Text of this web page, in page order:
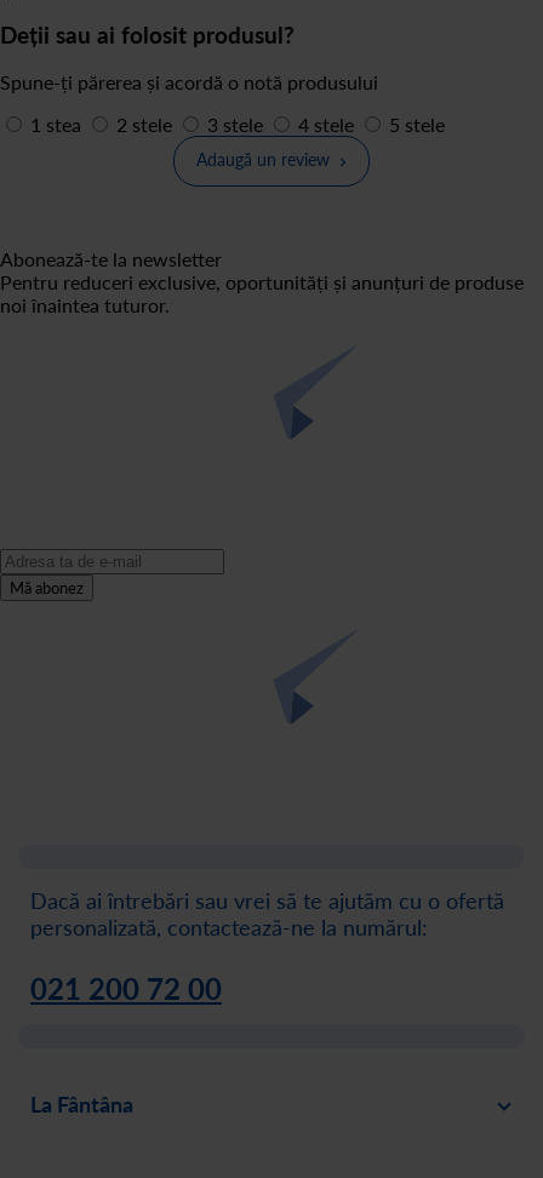
Deții sau ai folosit produsul?
Spune-ți părerea și acordă o notă produsului
1 stea
2 stele 3 stele 4 stele 5 stele
Adaugă un review
Abonează-te la newsletter
Pentru reduceri exclusive, oportunități și anunțuri de produse
noi înaintea tuturor.
Mă abonez
Dacă ai întrebări sau vrei să te ajutăm cu o ofertă
personalizată, contactează-ne la numărul:
021 200 72 00
La Fântâna